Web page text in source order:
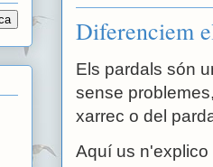
Diferenciem
Els pardals són
sense
xarrec o del
Aquí us